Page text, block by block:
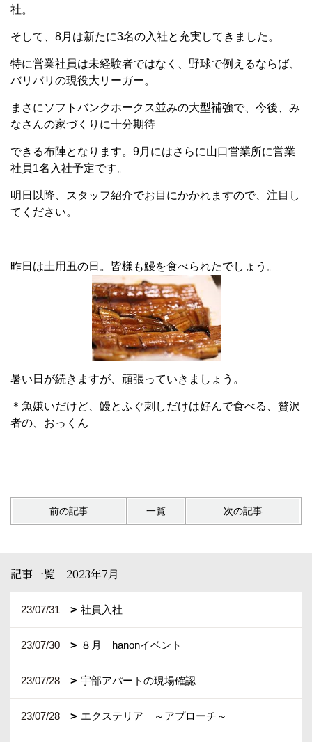
社。
そして、8月は新たに3名の入社と充実してきました。
特に営業社員は未経験者ではなく、野球で例えるならば、
バリバリの現役大リーガー。
まさにソフトバンクホークス並みの大型補強で、今後、み
なさんの家づくりに十分期待
できる布陣となります。9月にはさらに山口営業所に営業
社員1名入社予定です。
明日以降、スタッフ紹介でお目にかかれますので、注目し
てください。
昨日は土用丑の日。皆様も鰻を食べられたでしょう。
暑い日が続きますが、頑張っていきましょう。
＊魚嫌いだけど、鰻とふぐ刺しだけは好んで食べる、贅沢
者の、おっくん
前の記事 一覧 次の記事
記事一覧｜2023年7月
23/07/31 社員入社
23/07/30 ８月 hanonイベント
23/07/28 宇部アパートの現場確認
23/07/28 エクステリア ～アプローチ～